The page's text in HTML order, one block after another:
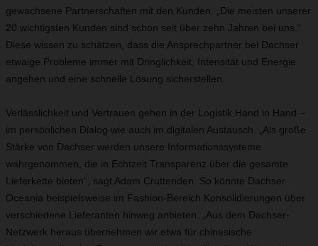
gewachsene Partnerschaften mit den Kunden. „Die meisten unserer
20 wichtigsten Kunden sind schon seit über zehn Jahren bei uns.“
Diese wissen zu schätzen, dass die Ansprechpartner bei Dachser
etwaige Probleme immer mit Dringlichkeit, Intensität und Energie
angehen und eine schnelle Lösung sicherstellen.
Verlässlichkeit und Vertrauen gehen in der Logistik Hand in Hand –
im persönlichen Dialog wie auch im digitalen Austausch. „Als große
Stärke von Dachser werden unsere Informationssysteme
wahrgenommen, die in Echtzeit Transparenz über die gesamte
Lieferkette bieten“, sagt Adam Cruttenden. So könnte Dachser
Oceania beispielsweise im Fashion-Bereich Konsolidierungen über
verschiedene Lieferanten hinweg anbieten. „Aus dem Dachser-
Netzwerk heraus übernehmen wir etwa für chinesische